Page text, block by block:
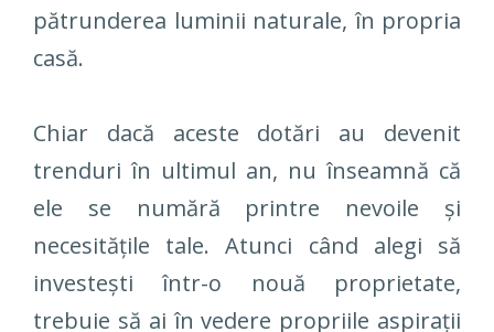
pătrunderea luminii naturale, în propria
casă.
Chiar dacă aceste dotări au devenit
trenduri în ultimul an, nu înseamnă că
ele se numără printre nevoile și
necesitățile tale. Atunci când alegi să
investești într-o nouă proprietate,
trebuie să ai în vedere propriile aspirații